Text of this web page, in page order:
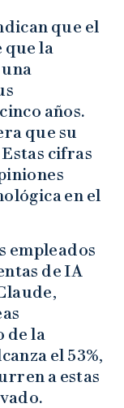
que el
que la
años.
que su
cifras
en el
empleados
de IA
de la
el 53%,
a estas